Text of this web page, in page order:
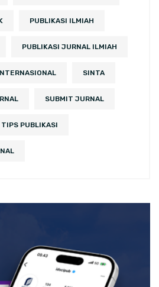
PUBLIKASI ILMIAH
PUBLIKASI JURNAL ILMIAH
SINTA
SUBMIT JURNAL
TIPS PUBLIKASI